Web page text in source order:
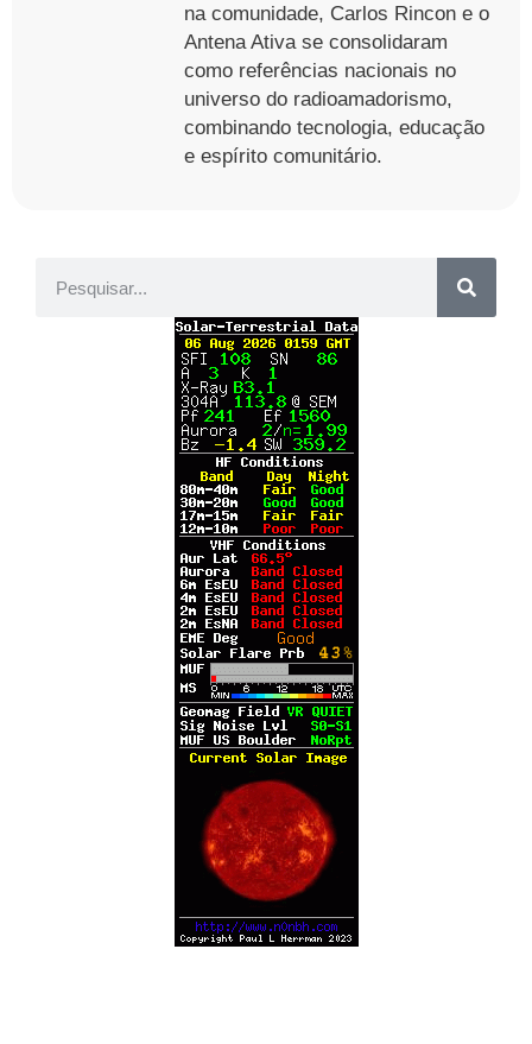
na comunidade, Carlos Rincon e o
Antena Ativa se consolidaram
como referências nacionais no
universo do radioamadorismo,
combinando tecnologia, educação
e espírito comunitário.